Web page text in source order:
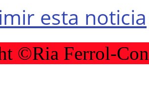
esta noticia
©Ria Ferrol-